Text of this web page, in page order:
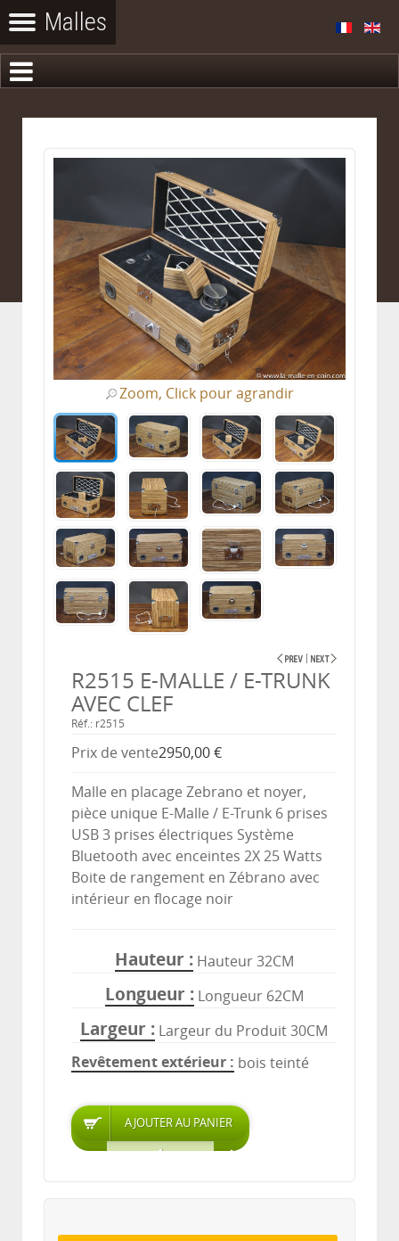
Zoom, Click pour agrandir
R2515 E-MALLE / E-TRUNK
AVEC CLEF
Réf.: r2515
Prix ​​de vente2950,00 €
Malle en placage Zebrano et noyer,
pièce unique E-Malle / E-Trunk 6 prises
USB 3 prises électriques Système
Bluetooth avec enceintes 2X 25 Watts
Boite de rangement en Zébrano avec
intérieur en flocage noir
Hauteur Hauteur 32CM
Longueur Longueur 62CM
Largeur
Largeur du Produit 30CM
Revêtement extérieur
bois teinté